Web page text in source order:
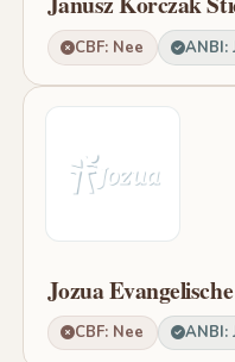
CBF: Nee ANBI:
Jozua
CBF: Nee ANBI: